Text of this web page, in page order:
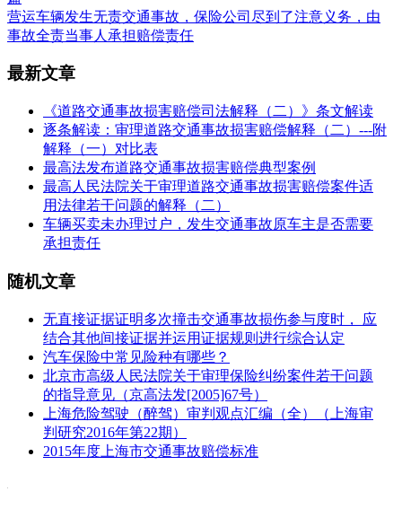
营运车辆发生无责交通事故，保险公司尽到了注意义务，由
事故全责当事人承担赔偿责任
最新文章
《道路交通事故损害赔偿司法解释（二）》条文解读
逐条解读：审理道路交通事故损害赔偿解释（二）---附
解释（一）对比表
最高法发布道路交通事故损害赔偿典型案例
最高人民法院关于审理道路交通事故损害赔偿案件适
用法律若干问题的解释（二）
车辆买卖未办理过户，发生交通事故原车主是否需要
承担责任
随机文章
无直接证据证明多次撞击交通事故损伤参与度时， 应
结合其他间接证据并运用证据规则进行综合认定
汽车保险中常见险种有哪些？
北京市高级人民法院关于审理保险纠纷案件若干问题
的指导意见（京高法发[2005]67号）
上海危险驾驶（醉驾）审判观点汇编（全）（上海审
判研究2016年第22期）
2015年度上海市交通事故赔偿标准